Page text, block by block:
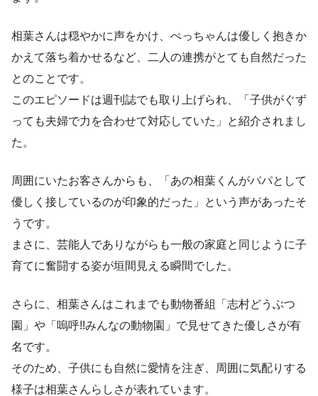
相葉さんは穏やかに声をかけ、ぺっちゃんは優しく抱きか
かえて落ち着かせるなど、二人の連携がとても自然だった
とのことです。
このエピソードは週刊誌でも取り上げられ、「子供がぐず
っても夫婦で力を合わせて対応していた」と紹介されまし
た。
周囲にいたお客さんからも、「あの相葉くんがパパとして
優しく接しているのが印象的だった」という声があったそ
うです。
まさに、芸能人でありながらも一般の家庭と同じように子
育てに奮闘する姿が垣間見える瞬間でした。
さらに、相葉さんはこれまでも動物番組「志村どうぶつ
園」や「嗚呼!!みんなの動物園」で見せてきた優しさが有
名です。
そのため、子供にも自然に愛情を注ぎ、周囲に気配りする
様子は相葉さんらしさが表れています。